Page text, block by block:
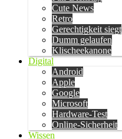
Cute News
Retro
Gerechtigkeit siegt
Dumm gelaufen
Klischeekanone
Digital
Android
Apple
Google
Microsoft
Hardware-Test
Online-Sicherheit
Wissen